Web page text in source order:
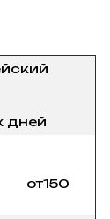
дней
от150